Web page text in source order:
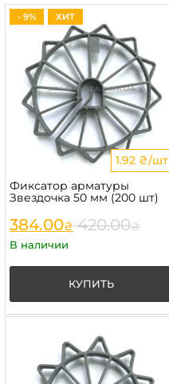
- 9% ХИТ
1.92 ₴/шт
Фиксатор арматуры
Звездочка 50 мм (200 шт)
384.00₴ 420.00₴
В наличии
КУПИТЬ